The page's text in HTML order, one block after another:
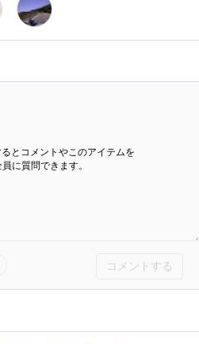
とコメントやこのアイテムを
に質問できます。
コメントする